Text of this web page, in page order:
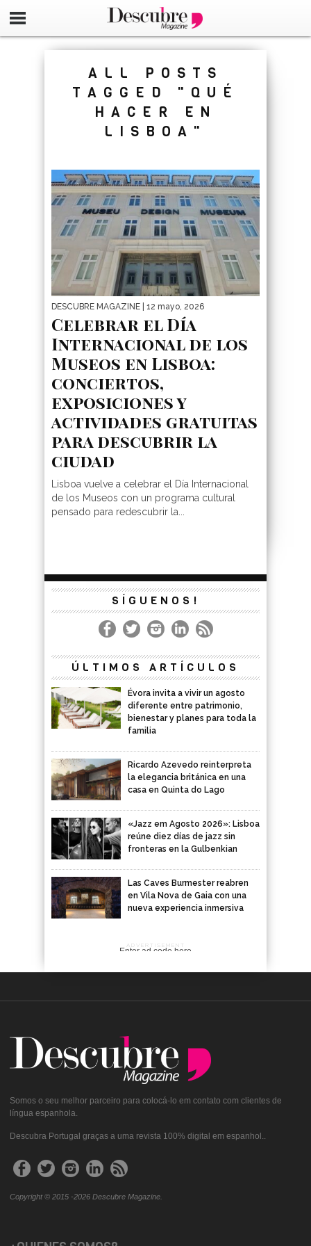
google-site-
ALL POSTS
TAGGED "QUÉ
HACER EN
LISBOA"
DESCUBRE MAGAZINE | 12 mayo, 2026
Celebrar el Día
Internacional de los
Museos en Lisboa:
conciertos,
exposiciones y
actividades gratuitas
para descubrir la
ciudad
Lisboa vuelve a celebrar el Día Internacional
de los Museos con un programa cultural
pensado para redescubrir la...
SÍGUENOS!
ÚLTIMOS ARTÍCULOS
Évora invita a vivir un agosto
diferente entre patrimonio,
bienestar y planes para toda la
familia
Ricardo Azevedo reinterpreta
la elegancia británica en una
casa en Quinta do Lago
«Jazz em Agosto 2026»: Lisboa
reúne diez días de jazz sin
fronteras en la Gulbenkian
Las Caves Burmester reabren
en Vila Nova de Gaia con una
nueva experiencia inmersiva
ADVERTISEMENT
Enter ad code here
Somos o seu melhor parceiro para colocá-lo em contato com clientes de
língua espanhola.
Descubra Portugal graças a uma revista 100% digital em espanhol..
Copyright © 2015 -2026 Descubre Magazine.